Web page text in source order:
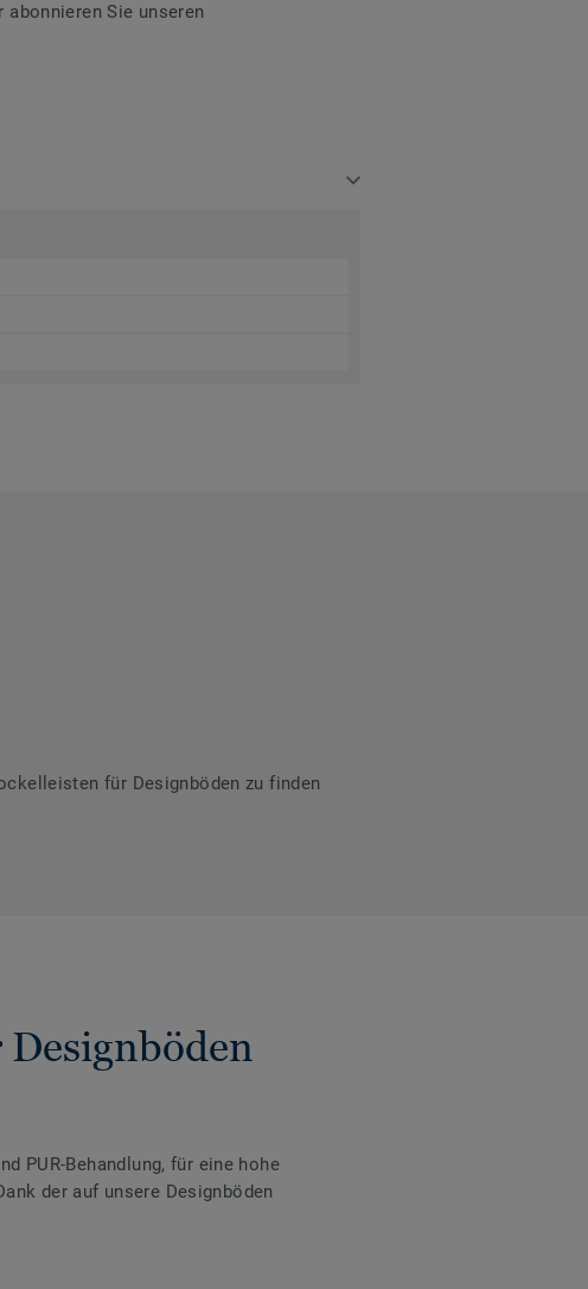
abonnieren Sie unseren
für Designböden zu finden
PUR-Behandlung, für eine hohe
der auf unsere Designböden